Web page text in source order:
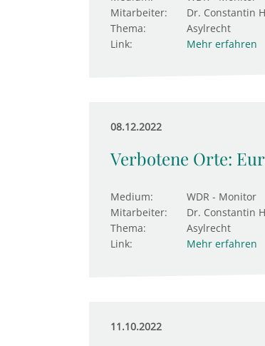
Mitarbeiter:
Dr. Constantin
Thema:
Asylrecht
Link:
Mehr erfahren
08.12.2022
Verbotene Orte:
Medium:
WDR - Monitor
Mitarbeiter:
Dr. Constantin
Thema:
Asylrecht
Link:
Mehr erfahren
11.10.2022